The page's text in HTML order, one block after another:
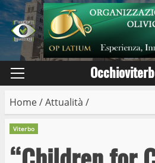
Skip
to
content
Primary
Home/Attualità /
Viterbo